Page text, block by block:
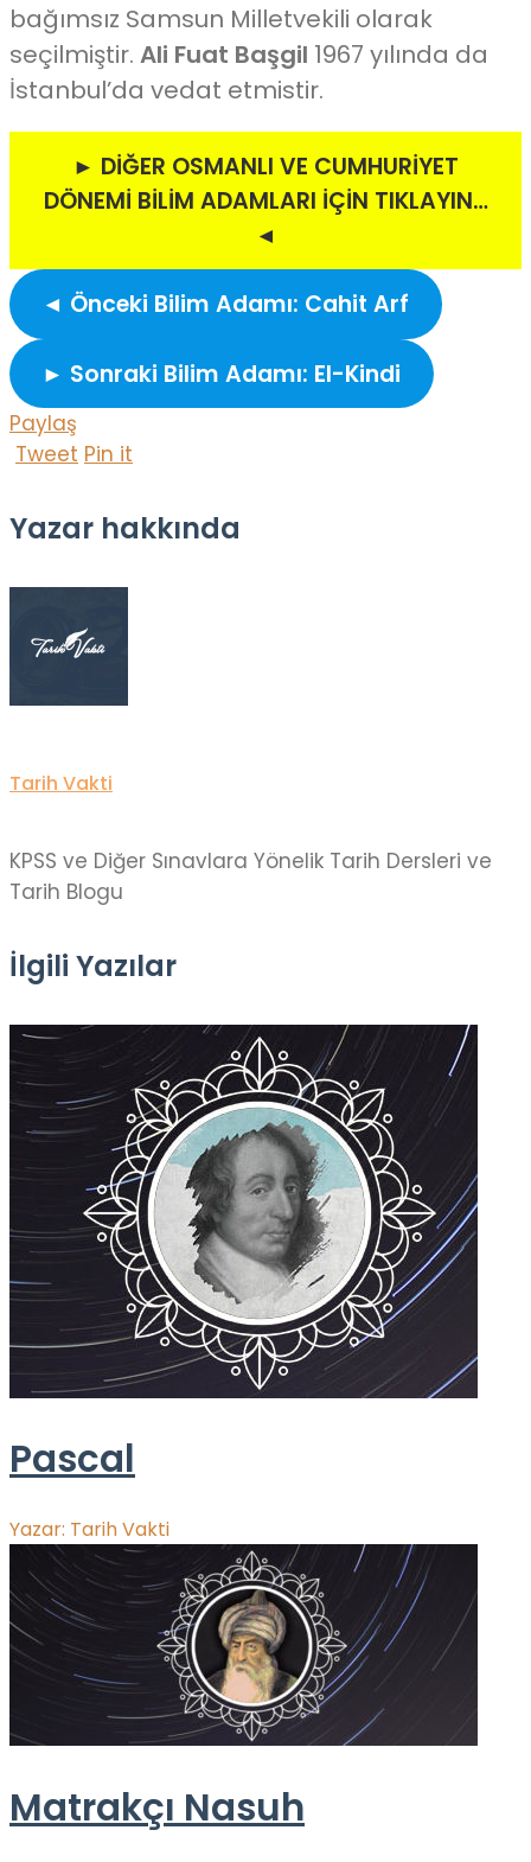
bağımsız Samsun Milletvekili olarak
seçilmiştir. Ali Fuat Başgil 1967 yılında da
İstanbul’da vedat etmistir.
► DİĞER OSMANLI VE CUMHURİYET
DÖNEMİ BİLİM ADAMLARI İÇİN TIKLAYIN…
◄
◄ Önceki Bilim Adamı: Cahit Arf
► Sonraki Bilim Adamı: El-Kindi
Paylaş
Tweet Pin it
Yazar hakkında
Tarih Vakti
KPSS ve Diğer Sınavlara Yönelik Tarih Dersleri ve
Tarih Blogu
İlgili Yazılar
Pascal
Yazar: Tarih Vakti
Matrakçı Nasuh